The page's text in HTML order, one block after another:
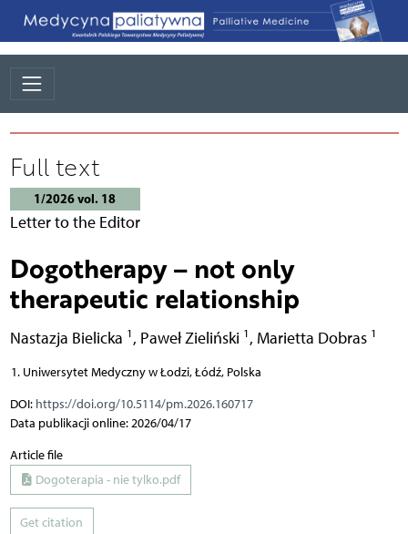
Full text
1/2026 vol. 18
Letter to the Editor
Dogotherapy – not only
therapeutic relationship
Nastazja Bielicka 1 , Paweł Zieliński 1 , Marietta Dobras 1
Uniwersytet Medyczny w Łodzi, Łódź, Polska
DOI: https://doi.org/10.5114/pm.2026.160717
Data publikacji online: 2026/04/17
Article file
Dogoterapia - nie tylko.pdf
Get citation